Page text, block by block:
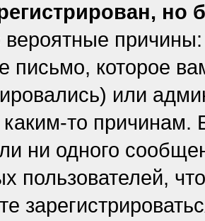
но
письмо, которое
или
каким-то
ни одного
пользователей,